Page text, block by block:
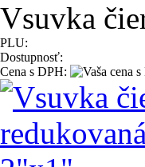
Vsuvka
PLU:
Dostupnosť:
Cena s DPH: